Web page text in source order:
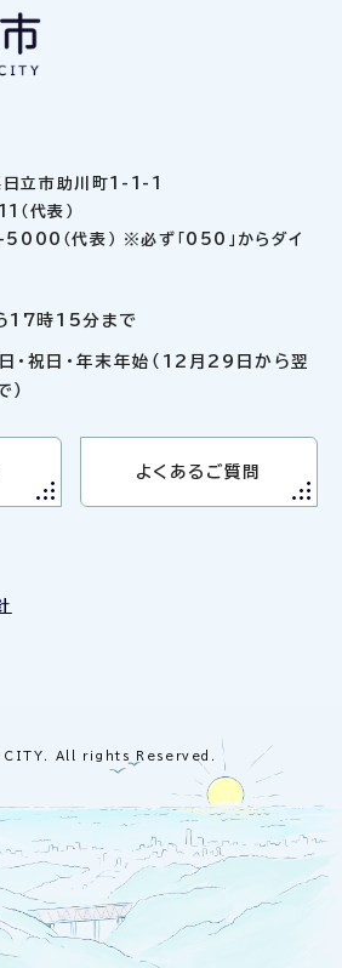
立市助川町1-1-1
代表）
（代表） ※必ず「050」からダイ
17時15分まで
・祝日・年末年始（12月29日から翌
）
よくあるご質問
All rights Reserved.